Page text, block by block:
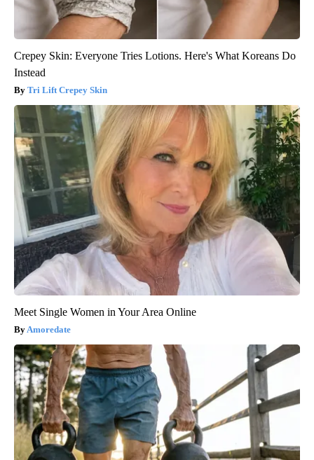
Crepey Skin: Everyone Tries Lotions. Here's What Koreans Do
Instead
Tri Lift Crepey Skin
Meet Single Women in Your Area Online
Amoredate